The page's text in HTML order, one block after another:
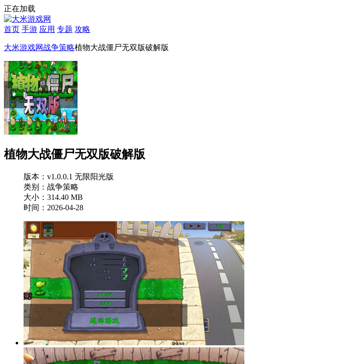
正在加载
首页 手游 应用 专题 攻略
大米游戏网战争策略植物大战僵尸无双版破解版
植物大战僵尸无双版破解版
版本：v1.0.0.1 无限阳光版
类别：战争策略
大小：314.40 MB
时间：2026-04-28